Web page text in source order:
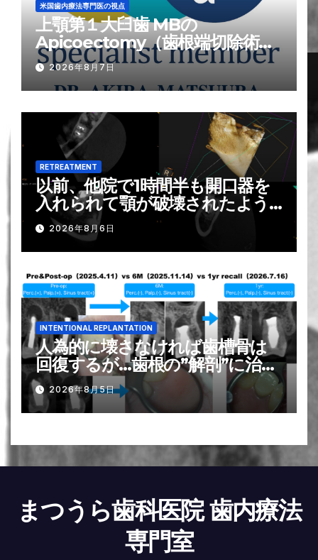
米国歯内療法専門医の視点
上顎第１大臼歯 MBの
Apicoectomy（歯根端切除術）
が難しい?理由
2026年8月7日
RETREATMENT
以前、他院で1時間半も開口器を
入れられて顎が破壊されたよう
になり, それがトラウマで歯の神
経の治療は苦手です？！。。。そ
れを解消する方法は？ー#31 Re-
RCT 1回法
2026年8月6日
INTENTIONAL REPLANTATION
人為的に壊さなければ歯槽骨は
回復するが…歯根の”解剖”に治療
は勝てるのか？〜#13
Intentional Replantation 1yr
recall
2026年8月5日
まつうら歯科医院 歯内療法
専門室